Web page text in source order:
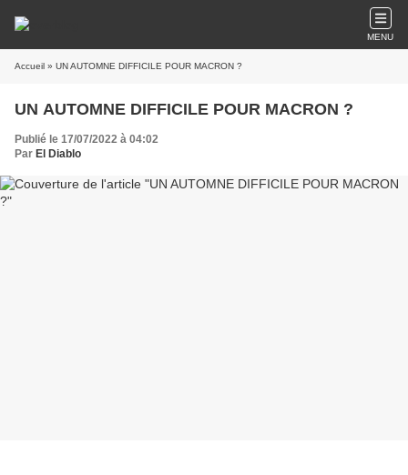
MENU
Accueil » UN AUTOMNE DIFFICILE POUR MACRON ?
UN AUTOMNE DIFFICILE POUR MACRON ?
Publié le 17/07/2022 à 04:02
Par El Diablo